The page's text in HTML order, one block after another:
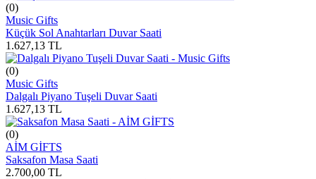
(0)
Music Gifts
Küçük Sol Anahtarları Duvar Saati
1.627,13 TL
(0)
Music Gifts
Dalgalı Piyano Tuşeli Duvar Saati
1.627,13 TL
(0)
AİM GİFTS
Saksafon Masa Saati
2.700,00 TL